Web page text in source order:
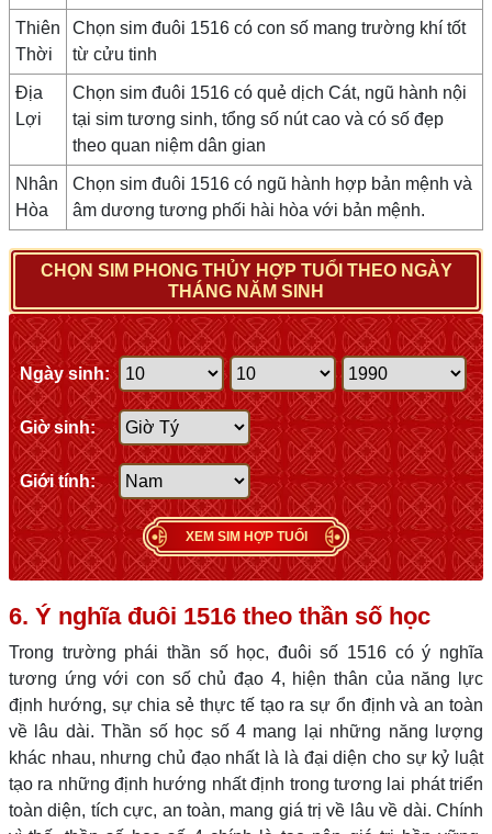
Thiên
Thời
Chọn sim đuôi 1516 có con số mang trường khí tốt
từ cửu tinh
Địa
Lợi
Chọn sim đuôi 1516 có quẻ dịch Cát, ngũ hành nội
tại sim tương sinh, tổng số nút cao và có số đẹp
theo quan niệm dân gian
Nhân
Hòa
Chọn sim đuôi 1516 có ngũ hành hợp bản mệnh và
âm dương tương phối hài hòa với bản mệnh.
CHỌN SIM PHONG THỦY HỢP TUỔI THEO NGÀY
THÁNG NĂM SINH
Ngày sinh:
Giờ sinh:
Giới tính:
XEM SIM HỢP TUỔI
6. Ý nghĩa đuôi 1516 theo thần số học
Trong trường phái thần số học, đuôi số 1516 có ý nghĩa
tương ứng với con số chủ đạo 4, hiện thân của năng lực
định hướng, sự chia sẻ thực tế tạo ra sự ổn định và an toàn
về lâu dài. Thần số học số 4 mang lại những năng lượng
khác nhau, nhưng chủ đạo nhất là là đại diện cho sự kỷ luật
tạo ra những định hướng nhất định trong tương lai phát triển
toàn diện, tích cực, an toàn, mang giá trị về lâu về dài. Chính